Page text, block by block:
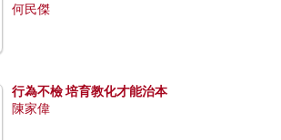
何民傑
行為不檢 培育教化才能治本
陳家偉